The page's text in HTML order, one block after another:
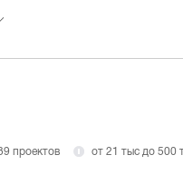
проектов
от 21 тыс до 500